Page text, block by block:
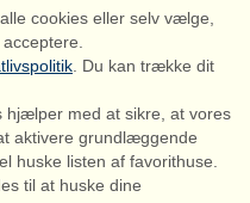
Lønne
Nebel
78
cookies eller selv vælge,
. Du kan trække dit
hjælper med at sikre, at vores
aktivere grundlæggende
huske listen af favorithuse.
til at huske dine